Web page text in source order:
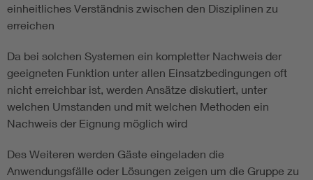
einheitliches Verständnis zwischen den Disziplinen zu
erreichen
Da bei solchen Systemen ein kompletter Nachweis der
geeigneten Funktion unter allen Einsatzbedingungen oft
nicht erreichbar ist, werden Ansätze diskutiert, unter
welchen Umstanden und mit welchen Methoden ein
Nachweis der Eignung möglich wird
Des Weiteren werden Gäste eingeladen die
Anwendungsfälle oder Lösungen zeigen um die Gruppe zu